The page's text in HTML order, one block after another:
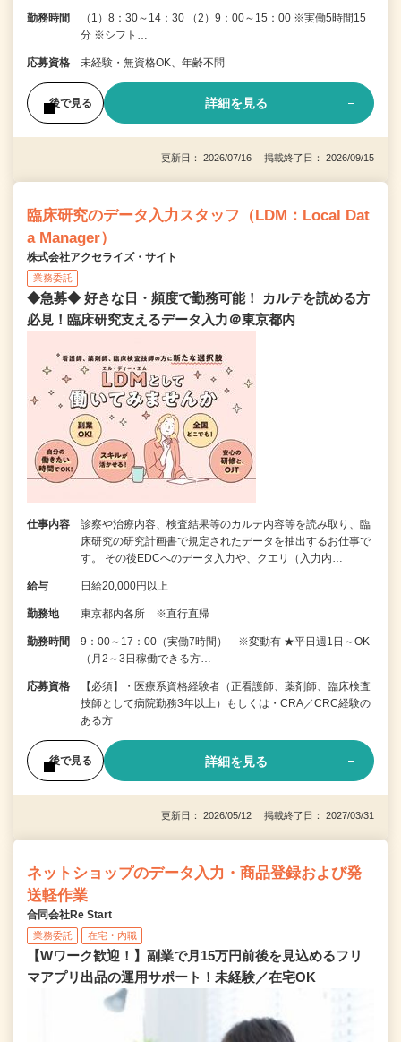
勤務時間
（1）8：30～14：30 （2）9：00～15：00 ※実働5時間15
分 ※シフト…
応募資格 未経験・無資格OK、年齢不問
後で見る 詳細を見る
更新日： 2026/07/16 掲載終了日： 2026/09/15
臨床研究のデータ入力スタッフ（LDM：Local Dat
a Manager）
株式会社アクセライズ・サイト
業務委託
◆急募◆ 好きな日・頻度で勤務可能！ カルテを読める方
必見！臨床研究支えるデータ入力＠東京都内
仕事内容
診察や治療内容、検査結果等のカルテ内容等を読み取り、臨
床研究の研究計画書で規定されたデータを抽出するお仕事で
す。 その後EDCへのデータ入力や、クエリ（入力内…
給与 日給20,000円以上
勤務地 東京都内各所 ※直行直帰
勤務時間
9：00～17：00（実働7時間） ※変動有 ★平日週1日～OK
（月2～3日稼働できる方…
応募資格
【必須】・医療系資格経験者（正看護師、薬剤師、臨床検査
技師として病院勤務3年以上）もしくは・CRA／CRC経験の
ある方
後で見る 詳細を見る
更新日： 2026/05/12 掲載終了日： 2027/03/31
ネットショップのデータ入力・商品登録および発
送軽作業
合同会社Re Start
業務委託 在宅・内職
【Wワーク歓迎！】副業で月15万円前後を見込めるフリ
マアプリ出品の運用サポート！未経験／在宅OK